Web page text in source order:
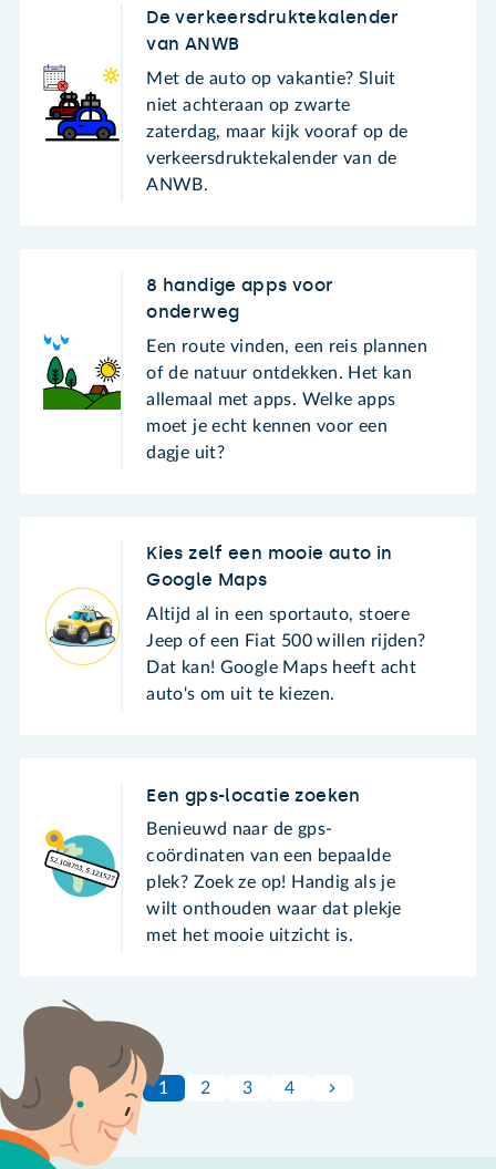
De verkeersdruktekalender
van ANWB
Met de auto op vakantie? Sluit
niet achteraan op zwarte
zaterdag, maar kijk vooraf op de
verkeersdruktekalender van de
ANWB.
8 handige apps voor
onderweg
Een route vinden, een reis plannen
of de natuur ontdekken. Het kan
allemaal met apps. Welke apps
moet je echt kennen voor een
dagje uit?
Kies zelf een mooie auto in
Google Maps
Altijd al in een sportauto, stoere
Jeep of een Fiat 500 willen rijden?
Dat kan! Google Maps heeft acht
auto's om uit te kiezen.
Een gps-locatie zoeken
Benieuwd naar de gps-
coördinaten van een bepaalde
plek? Zoek ze op! Handig als je
wilt onthouden waar dat plekje
met het mooie uitzicht is.
1 2 3 4